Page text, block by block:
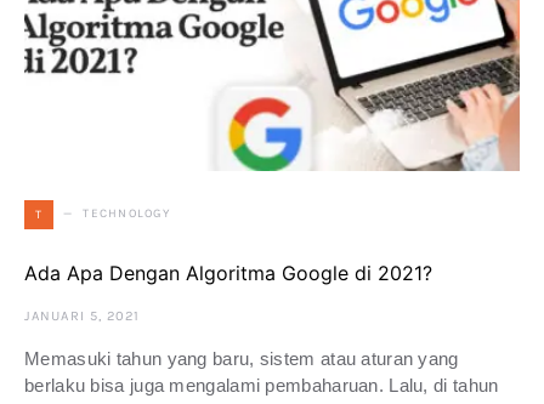
T TECHNOLOGY
Ada Apa Dengan Algoritma Google di 2021?
JANUARI 5, 2021
Memasuki tahun yang baru, sistem atau aturan yang
berlaku bisa juga mengalami pembaharuan. Lalu, di tahun